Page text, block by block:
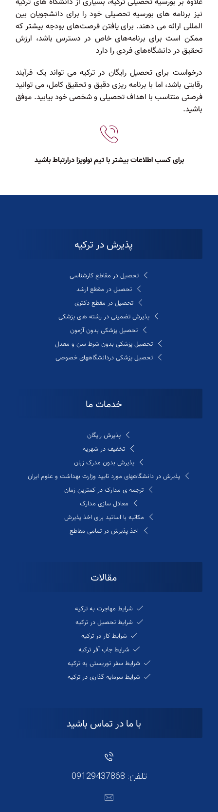
نیز برنامه های بورسیه تحصیلی خود را برای دانشجویان بین
المللی ارائه می دهند. برای یافتن فرصت‌های بودجه بیشتر که
ممکن است برای برنامه‌های خاص در دسترس باشد، ارزش
تحقیق در دانشگاه‌های فردی را دارد
درخواست برای تحصیل رایگان در ترکیه می تواند یک فرآیند
رقابتی باشد، اما با برنامه ریزی دقیق و تحقیق کامل، می توانید
فرصتی متناسب با اهداف تحصیلی و شخصی خود بیابید. موفق
باشید.
برای کسب اطلاعات بیشتر با تیم نواویزا درارتباط باشید
پذیرش در ترکیه
تحصیل در مقاطع کارشناسی
تحصیل در مقطع ارشد
تحصیل در مقطع دکتری
پذیرش تضمینی در رشته های پزشکی
تحصیل پزشکی بدون آزمون
تحصیل پزشکی بدون شرط سن و معدل
تحصیل پزشکی دردانشگاههای خصوصی
خدمات ما
پذیرش رایگان
تخفیف در شهریه
پذیرش بدون مدرک زبان
پذیرش در دانشگاههای مورد تایید وزارت بهداشت و علوم ایران
ترجمه ی مدارک در کمترین زمان
معادل سازی مدارک
مکاتبه با اساتید برای اخذ پذیرش
اخذ پذیرش در تمامی مقاطع
مقالات
شرایط مهاجرت به ترکیه
شرایط تحصیل در ترکیه
شرایط کار در ترکیه
شرایط جاب آفر ترکیه
شرایط سفر توریستی به ترکیه
شرایط سرمایه گذاری در ترکیه
با ما در تماس باشید
تلفن: 09129437868